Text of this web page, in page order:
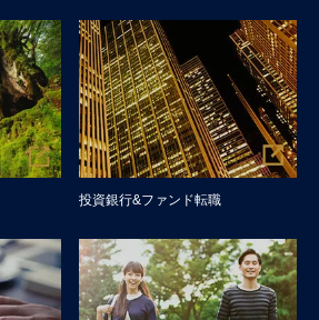
投資銀行&ファンド転職